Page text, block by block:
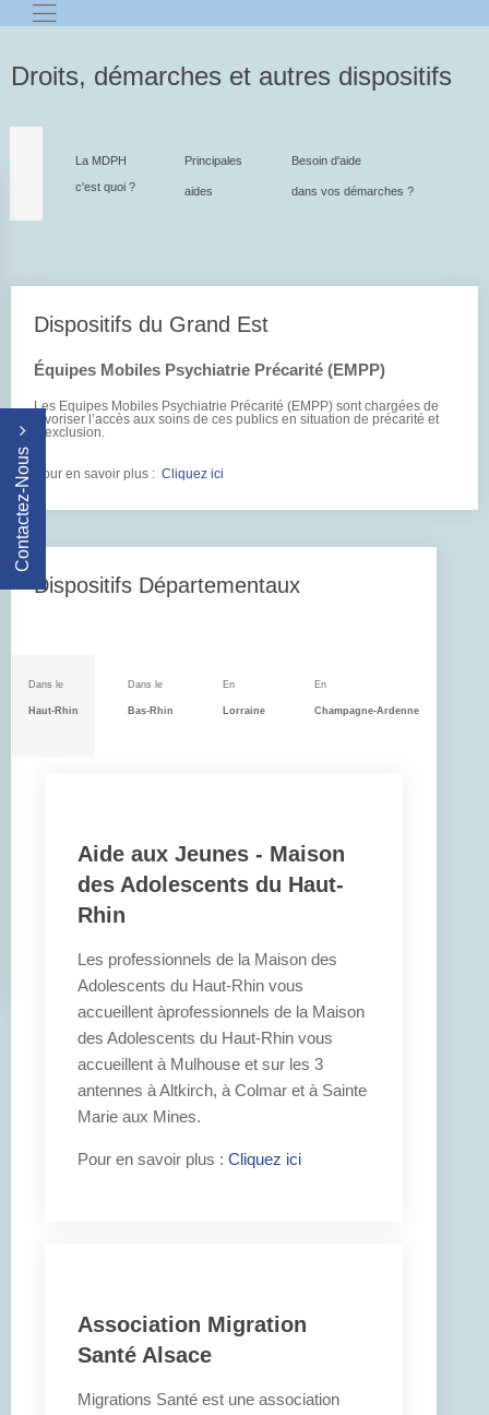
Contactez-Nous
Droits, démarches et autres dispositifs
La MDPH
c'est quoi ?
Principales
aides
Besoin d'aide
dans vos démarches ?
Dispositifs du Grand Est
Équipes Mobiles Psychiatrie Précarité (EMPP)
Les Equipes Mobiles Psychiatrie Précarité (EMPP) sont chargées de
favoriser l’accès aux soins de ces publics en situation de précarité et
d’exclusion.
Pour en savoir plus : Cliquez ici
Dispositifs Départementaux
Dans le
Haut-Rhin
Dans le
Bas-Rhin
En
Lorraine
En
Champagne-Ardenne
Aide aux Jeunes - Maison
des Adolescents du Haut-
Rhin
Les professionnels de la Maison des
Adolescents du Haut-Rhin vous
accueillent àprofessionnels de la Maison
des Adolescents du Haut-Rhin vous
accueillent à Mulhouse et sur les 3
antennes à Altkirch, à Colmar et à Sainte
Marie aux Mines.
Pour en savoir plus : Cliquez ici
Association Migration
Santé Alsace
Migrations Santé est une association